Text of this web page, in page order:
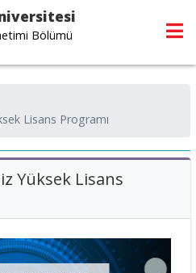
Bölümü
Lisans Programı
Yüksek Lisans